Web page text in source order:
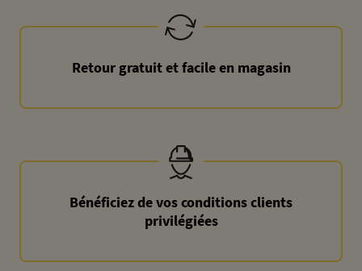
Retour gratuit et facile en magasin
Bénéficiez de vos conditions clients
privilégiées